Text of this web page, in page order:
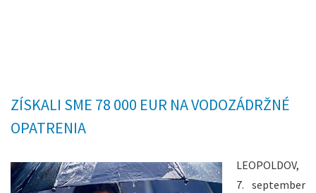
ZÍSKALI SME 78 000 EUR NA VODOZÁDRŽNÉ
OPATRENIA
LEOPOLDOV,
7. september